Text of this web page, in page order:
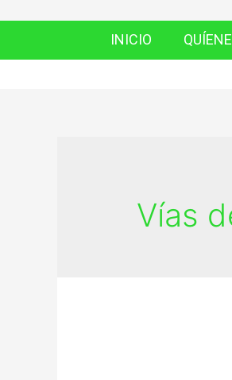
INICIO
Vías